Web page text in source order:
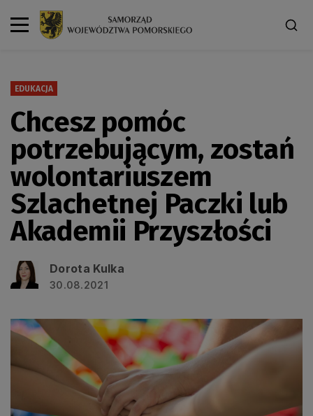
EDUKACJA
Chcesz pomóc
potrzebującym, zostań
wolontariuszem
Szlachetnej Paczki lub
Akademii Przyszłości
Dorota Kulka
30.08.2021